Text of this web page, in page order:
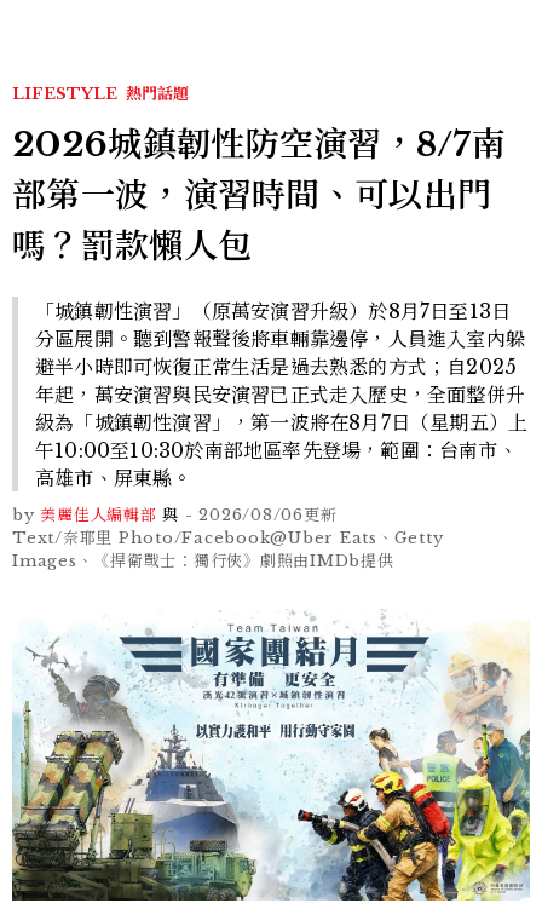
LIFESTYLE 熱門話題
2026城鎮韌性防空演習，8/7南
部第一波，演習時間、可以出門
嗎？罰款懶人包
「城鎮韌性演習」（原萬安演習升級）於8月7日至13日
分區展開。聽到警報聲後將車輛靠邊停，人員進入室內躲
避半小時即可恢復正常生活是過去熟悉的方式；自2025
年起，萬安演習與民安演習已正式走入歷史，全面整併升
級為「城鎮韌性演習」，第一波將在8月7日（星期五）上
午10:00至10:30於南部地區率先登場，範圍：台南市、
高雄市、屏東縣。
by 美麗佳人編輯部 與 -2026/08/06更新
Text/奈耶里 Photo/Facebook@Uber Eats、Getty
Images、《捍衛戰士：獨行俠》劇照由IMDb提供